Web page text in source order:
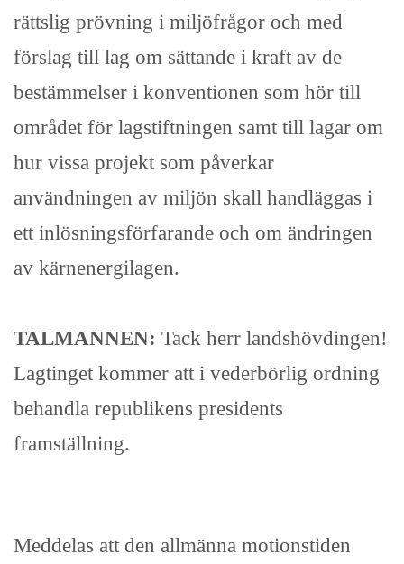
rättslig prövning i miljöfrågor och med
förslag till lag om sättande i kraft av de
bestämmelser i konventionen som hör till
området för lagstiftningen samt till lagar om
hur vissa projekt som påverkar
användningen av miljön skall handläggas i
ett inlösningsförfarande och om ändringen
av kärnenergilagen.
TALMANNEN: Tack herr landshövdingen!
Lagtinget kommer att i vederbörlig ordning
behandla republikens presidents
framställning.
Meddelas att den allmänna motionstiden